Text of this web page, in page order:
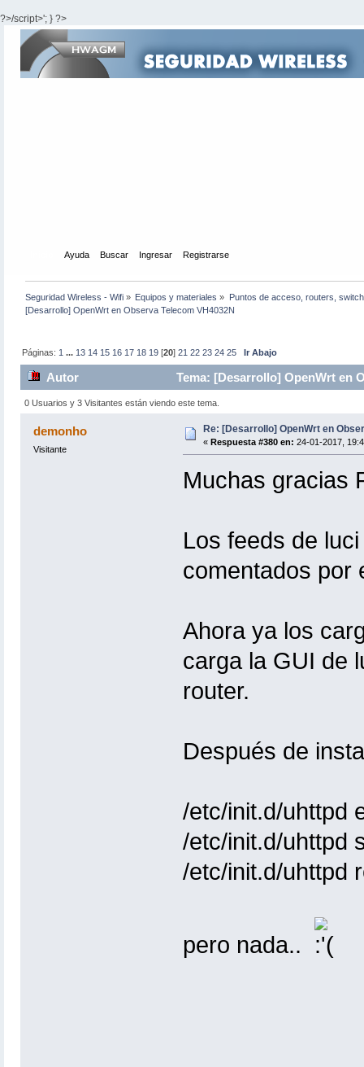
?>/script>'; } ?>
Ayuda Buscar Ingresar Registrarse
Seguridad Wireless - Wifi » Equipos y materiales » Puntos de acceso, routers,
[Desarrollo] OpenWrt en Observa Telecom VH4032N
Páginas: 1 ... 13 14 15 16 17 18 19 [20]21 22 23 24 25 Ir Abajo
Autor Tema: [Desarrollo] OpenWrt en
0 Usuarios y 3 Visitantes están viendo este tema.
demonho
Visitante
Re: [Desarrollo] OpenWrt en
« Respuesta #380 en: 24-01-2017,
Muchas gracias
Los feeds de
comentados por
Ahora ya los
carga la GUI de
router.
Después de
/etc/init.d/uhttpd
/etc/init.d/uhttpd
/etc/init.d/uhttpd
pero nada..